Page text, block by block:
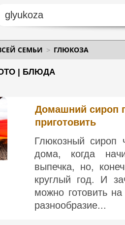
СЕМЬИ ГЛЮКОЗА
| БЛЮДА
Домашний сироп
приготовить
Глюкозный сироп
дома, когда
выпечка, но,
круглый год. И
можно готовить
разнообразие...